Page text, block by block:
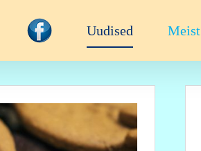
Uudised Meist